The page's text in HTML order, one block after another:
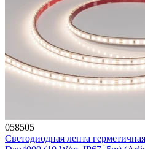
058505
Светодиодная лента